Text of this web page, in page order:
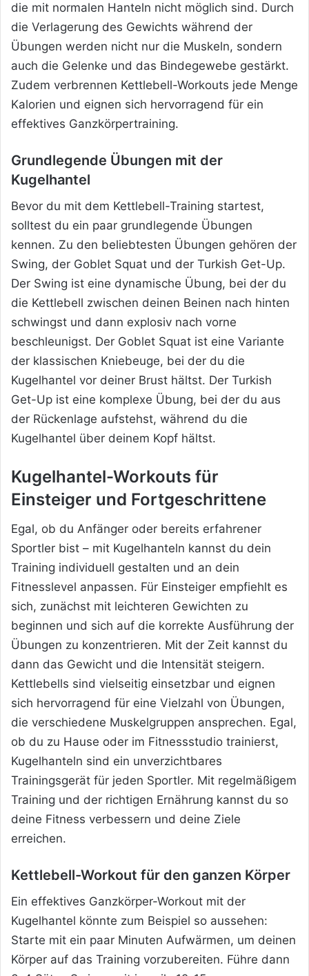
die mit normalen Hanteln nicht möglich sind. Durch
die Verlagerung des Gewichts während der
Übungen werden nicht nur die Muskeln, sondern
auch die Gelenke und das Bindegewebe gestärkt.
Zudem verbrennen Kettlebell-Workouts jede Menge
Kalorien und eignen sich hervorragend für ein
effektives Ganzkörpertraining.
Grundlegende Übungen mit der
Kugelhantel
Bevor du mit dem Kettlebell-Training startest,
solltest du ein paar grundlegende Übungen
kennen. Zu den beliebtesten Übungen gehören der
Swing, der Goblet Squat und der Turkish Get-Up.
Der Swing ist eine dynamische Übung, bei der du
die Kettlebell zwischen deinen Beinen nach hinten
schwingst und dann explosiv nach vorne
beschleunigst. Der Goblet Squat ist eine Variante
der klassischen Kniebeuge, bei der du die
Kugelhantel vor deiner Brust hältst. Der Turkish
Get-Up ist eine komplexe Übung, bei der du aus
der Rückenlage aufstehst, während du die
Kugelhantel über deinem Kopf hältst.
Kugelhantel-Workouts für
Einsteiger und Fortgeschrittene
Egal, ob du Anfänger oder bereits erfahrener
Sportler bist – mit Kugelhanteln kannst du dein
Training individuell gestalten und an dein
Fitnesslevel anpassen. Für Einsteiger empfiehlt es
sich, zunächst mit leichteren Gewichten zu
beginnen und sich auf die korrekte Ausführung der
Übungen zu konzentrieren. Mit der Zeit kannst du
dann das Gewicht und die Intensität steigern.
Kettlebells sind vielseitig einsetzbar und eignen
sich hervorragend für eine Vielzahl von Übungen,
die verschiedene Muskelgruppen ansprechen. Egal,
ob du zu Hause oder im Fitnessstudio trainierst,
Kugelhanteln sind ein unverzichtbares
Trainingsgerät für jeden Sportler. Mit regelmäßigem
Training und der richtigen Ernährung kannst du so
deine Fitness verbessern und deine Ziele
erreichen.
Kettlebell-Workout für den ganzen Körper
Ein effektives Ganzkörper-Workout mit der
Kugelhantel könnte zum Beispiel so aussehen:
Starte mit ein paar Minuten Aufwärmen, um deinen
Körper auf das Training vorzubereiten. Führe dann